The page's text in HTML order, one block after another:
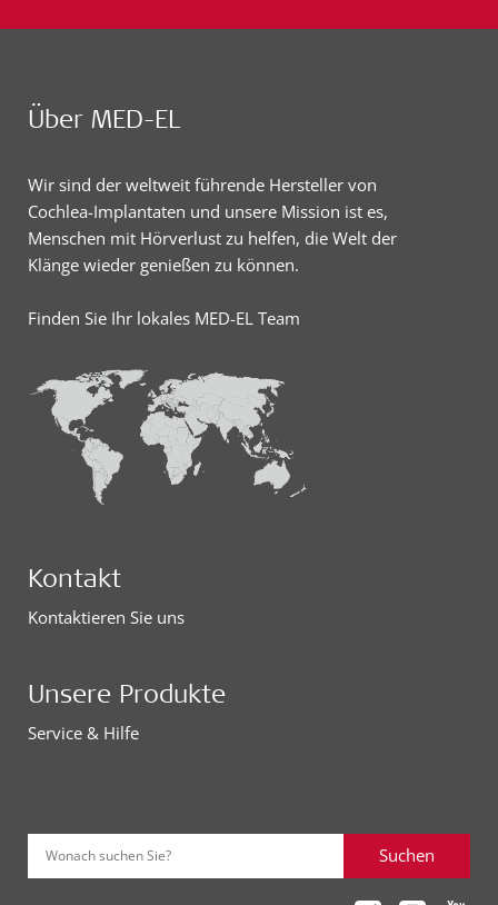
Über MED-EL
Wir sind der weltweit führende Hersteller von
Cochlea-Implantaten und unsere Mission ist es,
Menschen mit Hörverlust zu helfen, die Welt der
Klänge wieder genießen zu können.
Finden Sie Ihr lokales MED-EL Team
Kontakt
Kontaktieren Sie uns
Unsere Produkte
Service & Hilfe
Wonach suchen Sie? Suchen